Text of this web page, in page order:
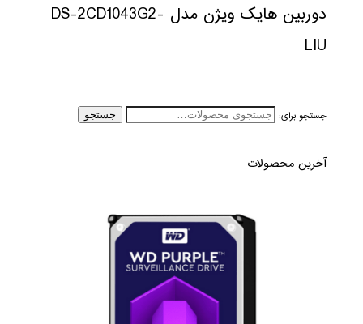
دوربین هایک ویژن مدل DS-2CD1043G2-
LIU
جستجو برای: جستجو
آخرین محصولات